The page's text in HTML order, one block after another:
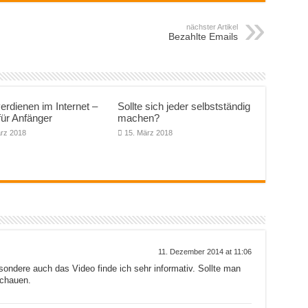
nächster Artikel
Bezahlte Emails
im Internet –
Anfänger
2018
Sollte sich jeder selbstständig
machen?
15. März 2018
11. Dezember 2014 at 11:06
auch das Video finde ich sehr informativ. Sollte man